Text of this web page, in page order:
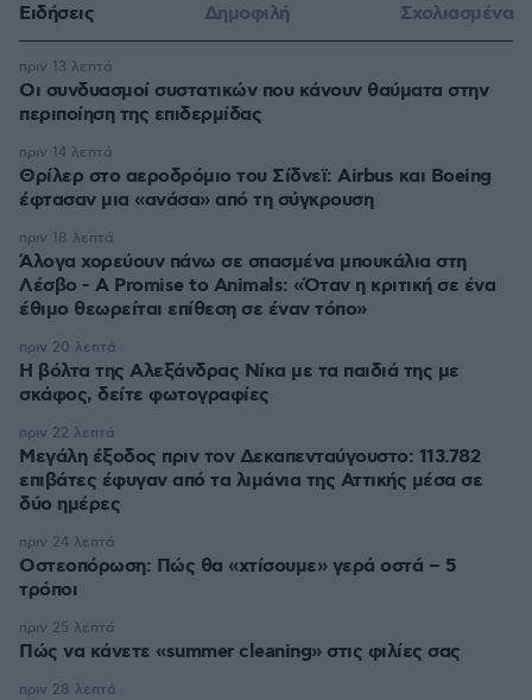
Ειδήσεις Δημοφιλή Σχολιασμένα
Οι συνδυασμοί συστατικών που κάνουν θαύματα στην
περιποίηση της επιδερμίδας
πριν 13 λεπτά
Θρίλερ στο αεροδρόμιο του Σίδνεϊ: Airbus και Boeing
έφτασαν μια «ανάσα» από τη σύγκρουση
πριν 14 λεπτά
Άλογα χορεύουν πάνω σε σπασμένα μπουκάλια στη
Λέσβο - A Promise to Animals: «Όταν η κριτική σε ένα
έθιμο θεωρείται επίθεση σε έναν τόπο»
πριν 18 λεπτά
Η βόλτα της Αλεξάνδρας Νίκα με τα παιδιά της με
σκάφος, δείτε φωτογραφίες
πριν 20 λεπτά
Μεγάλη έξοδος πριν τον Δεκαπενταύγουστο: 113.782
επιβάτες έφυγαν από τα λιμάνια της Αττικής μέσα σε
δύο ημέρες
πριν 22 λεπτά
Οστεοπόρωση: Πώς θα «χτίσουμε» γερά οστά – 5
τρόποι
πριν 24 λεπτά
Πώς να κάνετε «summer cleaning» στις φιλίες σας
πριν 25 λεπτά
πριν 28 λεπτά